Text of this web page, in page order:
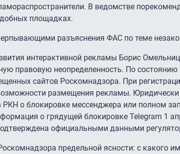
В ведомстве
площадках.
разъяснения ФАС по теме
интерактивной рекламы Борис
правовую неопределенность. По
сайтов Роскомнадзора. При
размещения рекламы.
о блокировке мессенджера или полном
о грядущей блокировке Telegram 1
официальными данными
предельной ясности: с какого